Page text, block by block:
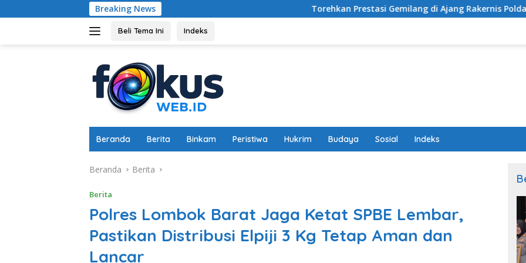
ke
Breaking News Torehkan Prestasi Gemilang di Ajang Rakernis Polda NTB, Polres
Beli Tema Ini Indeks
Beranda Berita Binkam Peristiwa Hukrim Budaya Sosial Indeks
Beranda Berita
Berita
Polres Lombok Barat Jaga Ketat SPBE Lembar,
Pastikan Distribusi Elpiji 3 Kg Tetap Aman dan
Lancar